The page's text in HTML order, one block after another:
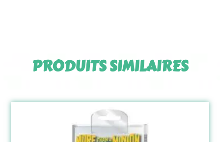
PRODUITS SIMILAIRES